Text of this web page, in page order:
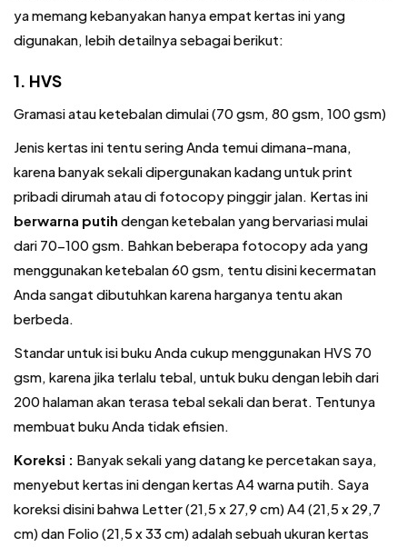
ya memang kebanyakan hanya empat kertas ini yang
digunakan, lebih detailnya sebagai berikut:
1. HVS
Gramasi atau ketebalan dimulai (70 gsm, 80 gsm, 100 gsm)
Jenis kertas ini tentu sering Anda temui dimana-mana,
karena banyak sekali dipergunakan kadang untuk print
pribadi dirumah atau di fotocopy pinggir jalan. Kertas ini
berwarna putih dengan ketebalan yang bervariasi mulai
dari 70-100 gsm. Bahkan beberapa fotocopy ada yang
menggunakan ketebalan 60 gsm, tentu disini kecermatan
Anda sangat dibutuhkan karena harganya tentu akan
berbeda.
Standar untuk isi buku Anda cukup menggunakan HVS 70
gsm, karena jika terlalu tebal, untuk buku dengan lebih dari
200 halaman akan terasa tebal sekali dan berat. Tentunya
membuat buku Anda tidak efisien.
Koreksi : Banyak sekali yang datang ke percetakan saya,
menyebut kertas ini dengan kertas A4 warna putih. Saya
koreksi disini bahwa Letter (21,5 x 27,9 cm) A4 (21,5 x 29,7
cm) dan Folio (21,5 x 33 cm) adalah sebuah ukuran kertas